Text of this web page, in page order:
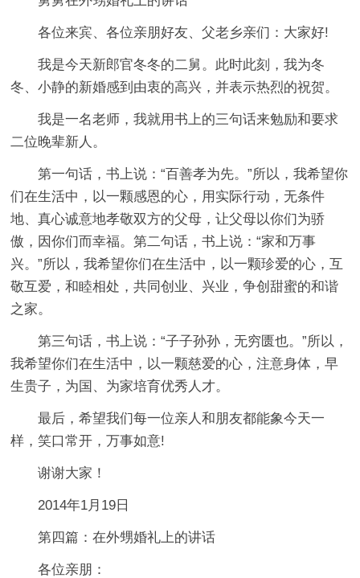
各位来宾、各位亲朋好友、父老乡亲们：大家好!
我是今天新郎官冬冬的二舅。此时此刻，我为冬
冬、小静的新婚感到由衷的高兴，并表示热烈的祝贺。
我是一名老师，我就用书上的三句话来勉励和要求
二位晚辈新人。
第一句话，书上说：“百善孝为先。”所以，我希望你
们在生活中，以一颗感恩的心，用实际行动，无条件
地、真心诚意地孝敬双方的父母，让父母以你们为骄
傲，因你们而幸福。第二句话，书上说：“家和万事
兴。”所以，我希望你们在生活中，以一颗珍爱的心，互
敬互爱，和睦相处，共同创业、兴业，争创甜蜜的和谐
之家。
第三句话，书上说：“子子孙孙，无穷匮也。”所以，
我希望你们在生活中，以一颗慈爱的心，注意身体，早
生贵子，为国、为家培育优秀人才。
最后，希望我们每一位亲人和朋友都能象今天一
样，笑口常开，万事如意!
谢谢大家！
2014年1月19日
第四篇：在外甥婚礼上的讲话
各位亲朋：